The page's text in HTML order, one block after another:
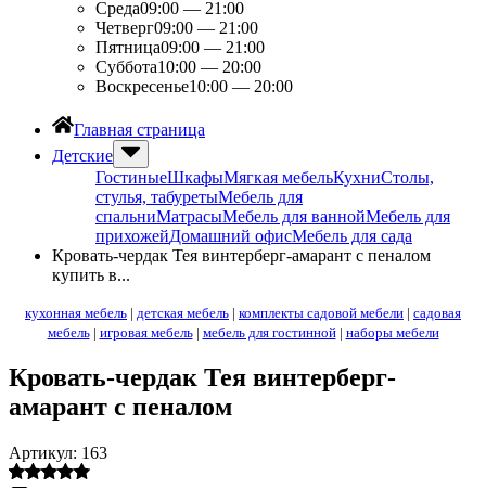
Среда09:00 — 21:00
Четверг09:00 — 21:00
Пятница09:00 — 21:00
Суббота10:00 — 20:00
Воскресенье10:00 — 20:00
Главная страница
Детские
ГостиныеШкафыМягкая мебельКухниСтолы,
стулья, табуретыМебель для
спальниМатрасыМебель для ваннойМебель для
прихожейДомашний офисМебель для сада
Кровать-чердак Тея винтерберг-амарант с пеналом
купить в...
кухонная мебель | детская мебель | комплекты садовой мебели | садовая
мебель| игровая мебель| мебель для гостинной| наборы мебели
Кровать-чердак Тея винтерберг-
амарант с пеналом
Артикул: 163